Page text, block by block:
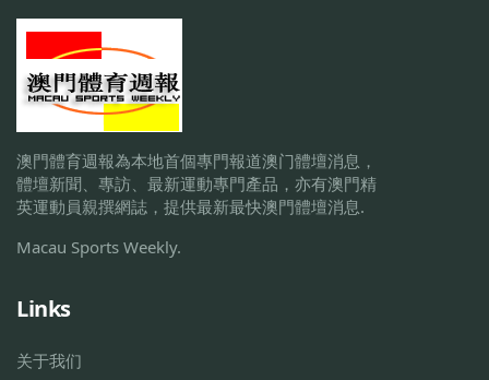
澳門體育週報為本地首個專門報道澳门體壇消息，
體壇新聞、專訪、最新運動專門產品，亦有澳門精
英運動員親撰網誌，提供最新最快澳門體壇消息.
Macau Sports Weekly.
Links
关于我们